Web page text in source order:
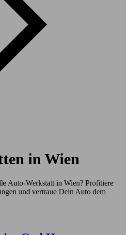
in Wien
Auto-Werkstatt in Wien? Profitiere
und vertraue Dein Auto dem